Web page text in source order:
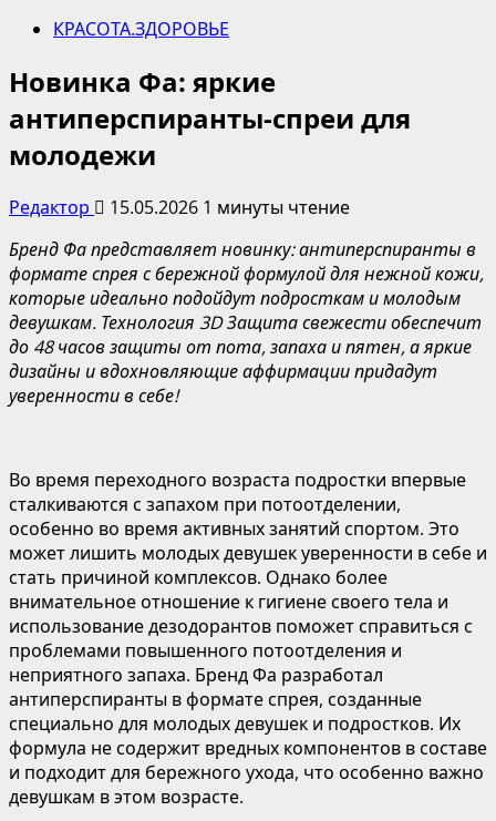
КРАСОТА.ЗДОРОВЬЕ
Новинка Фа: яркие
антиперспиранты-спреи для
молодежи
Редактор 15.05.2026 1 минуты чтение
Бренд Фа представляет новинку: антиперспиранты в
формате спрея с бережной формулой для нежной кожи,
которые идеально подойдут подросткам и молодым
девушкам. Технология 3D Защита свежести обеспечит
до 48 часов защиты от пота, запаха и пятен, а яркие
дизайны и вдохновляющие аффирмации придадут
уверенности в себе!
Во время переходного возраста подростки впервые
сталкиваются с запахом при потоотделении,
особенно во время активных занятий спортом. Это
может лишить молодых девушек уверенности в себе и
стать причиной комплексов. Однако более
внимательное отношение к гигиене своего тела и
использование дезодорантов поможет справиться с
проблемами повышенного потоотделения и
неприятного запаха. Бренд Фа разработал
антиперспиранты в формате спрея, созданные
специально для молодых девушек и подростков. Их
формула не содержит вредных компонентов в составе
и подходит для бережного ухода, что особенно важно
девушкам в этом возрасте.